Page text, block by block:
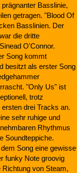
Basslinie,
getragen. "Blood Of
Basslinien. Der
die dritte
O'Connor.
Song kommt
besitzt als erster Song
"Only Us" ist
trotz
drei Tracks an.
sehr ruhige und
Rhythmus
Soundteppiche.
Song eine gewisse
funky Note groovig
Richtung von Steam,